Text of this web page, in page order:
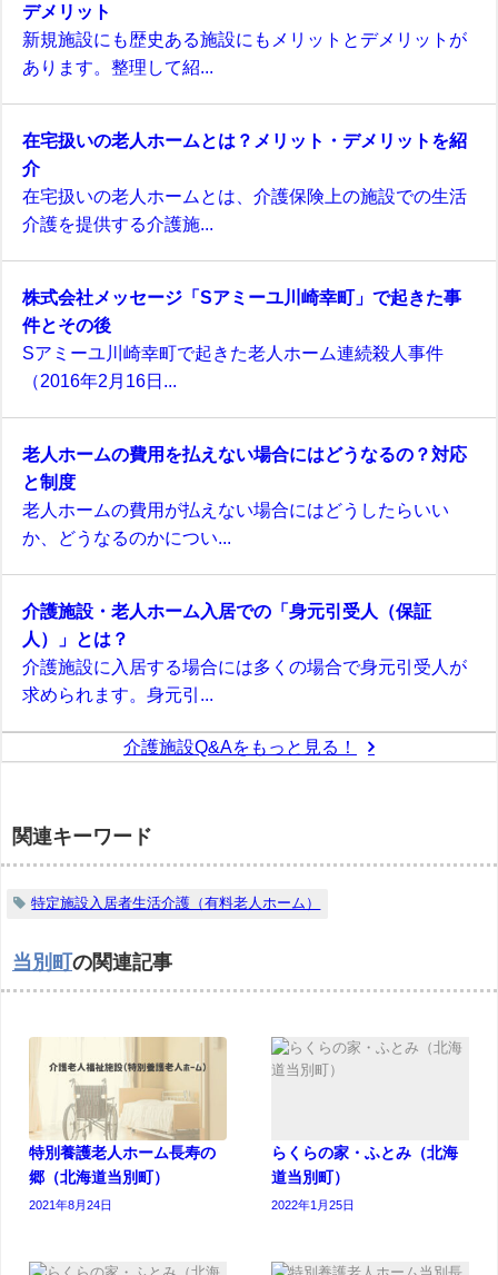
デメリット
新規施設にも歴史ある施設にもメリットとデメリットが
あります。整理して紹...
在宅扱いの老人ホームとは？メリット・デメリットを紹
介
在宅扱いの老人ホームとは、介護保険上の施設での生活
介護を提供する介護施...
株式会社メッセージ「Sアミーユ川崎幸町」で起きた事
件とその後
Sアミーユ川崎幸町で起きた老人ホーム連続殺人事件
（2016年2月16日...
老人ホームの費用を払えない場合にはどうなるの？対応
と制度
老人ホームの費用が払えない場合にはどうしたらいい
か、どうなるのかについ...
介護施設・老人ホーム入居での「身元引受人（保証
人）」とは？
介護施設に入居する場合には多くの場合で身元引受人が
求められます。身元引...
介護施設Q&Aをもっと見る！
関連キーワード
特定施設入居者生活介護（有料老人ホーム）
当別町 の関連記事
特別養護老人ホーム長寿の
郷（北海道当別町）
2021年8月24日
らくらの家・ふとみ（北海
道当別町）
2022年1月25日